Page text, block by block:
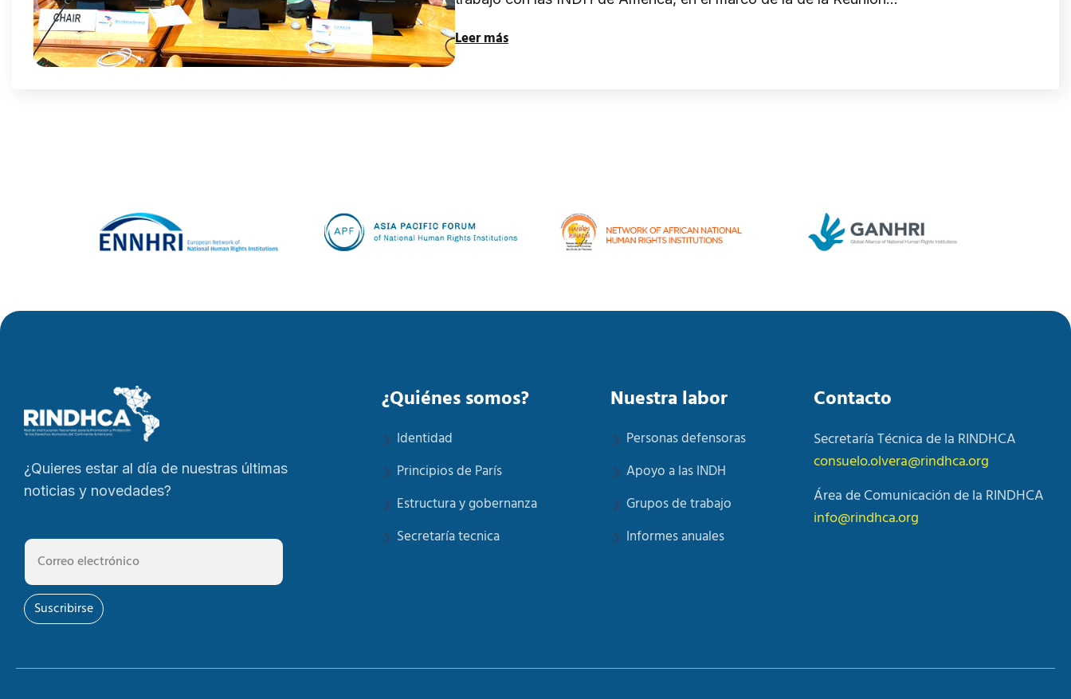
Leer más
¿Quieres estar al día de nuestras últimas
noticias y novedades?
Suscribirse
¿Quiénes somos?
Identidad
Principios de París
Estructura y gobernanza
Secretaría tecnica
Nuestra labor
Personas defensoras
Apoyo a las INDH
Grupos de trabajo
Informes anuales
Contacto
Secretaría Técnica de la RINDHCA
consuelo.olvera@rindhca.org
Área de Comunicación de la RINDHCA
info@rindhca.org